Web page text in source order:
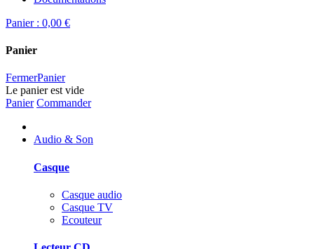
Panier : 0,00 €
Panier
FermerPanier
Le panier est vide
Panier Commander
Audio & Son
Casque
Casque audio
Casque TV
Ecouteur